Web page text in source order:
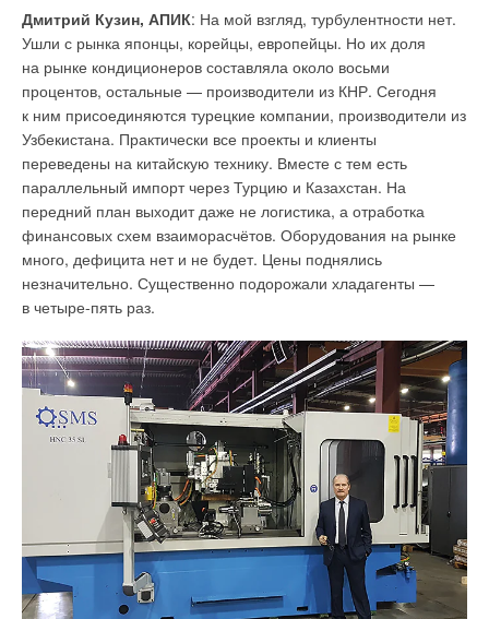
Дмитрий Кузин, АПИК: На мой взгляд, турбулентности нет.
Ушли с рынка японцы, корейцы, европейцы. Но их доля
на рынке кондиционеров составляла около восьми
процентов, остальные — производители из КНР. Сегодня
к ним присоединяются турецкие компании, производители из
Узбекистана. Практически все проекты и клиенты
переведены на китайскую технику. Вместе с тем есть
параллельный импорт через Турцию и Казахстан. На
передний план выходит даже не логистика, а отработка
финансовых схем взаиморасчётов. Оборудования на рынке
много, дефицита нет и не будет. Цены поднялись
незначительно. Существенно подорожали хладагенты —
в четыре-пять раз.
НП «АВОК» рассмотрело этот проект, высказало критические
замечания о невозможности выполнения по этому приказу
задач, поставленных ПП РФ №18 от 25 января 2011 года
и ПП РФ №603 от 20 мая 2017 года, предусматривающих
во исполнение №261-ФЗ повышение энергоэффективности
зданий: первое — на 4
% к 2020 году (по сравнению
с базовым уровнем 2003 года), второе — на 5
% к 2028
году, в том числе на первом этапе с 2018 года — на 2
к тому же базовому году, которые
до настоящего времени
так и не выполнены Минстроем . И предложило
альтернативную редакцию, позволяющую реально
достигнуть показателей энергоэффективности жилых
и общественных зданий, не только продекларированных
в ПП РФ №603для нового строительства, но
исуществующего жилищного фондав «Комплексном
плане мероприятий по повышению энергоэффективности
экономики России», разработанном Минэкономразвития РФ
и утверждённом распоряжением Правительства РФ от 19
апреля 2018 года №703-р, а также в соответствии с планом
выполнения стратегии низкоуглеродного развития на нашей
планете согласно Парижскому международному соглашению
в рамках Рамочной конвенции ООН об изменении климата
от 12 декабря 2015 года, к которому присоединилась
и Россия.